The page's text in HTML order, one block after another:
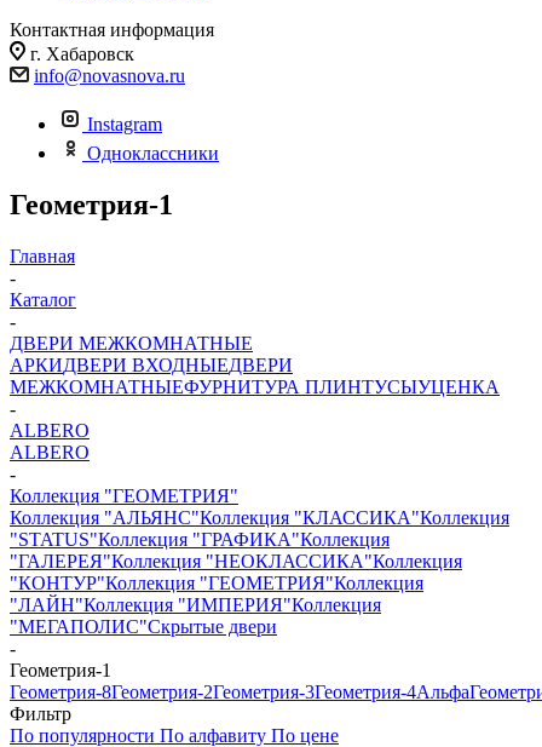
Контактная информация
г. Хабаровск
info@novasnova.ru
Instagram
Одноклассники
Геометрия-1
Главная
-
Каталог
-
ДВЕРИ МЕЖКОМНАТНЫЕ
АРКИДВЕРИ ВХОДНЫЕДВЕРИ
МЕЖКОМНАТНЫЕФУРНИТУРА ПЛИНТУСЫУЦЕНКА
-
ALBERO
ALBERO
-
Коллекция "ГЕОМЕТРИЯ"
Коллекция "АЛЬЯНС"Коллекция "КЛАССИКА"Коллекция
"STATUS"Коллекция "ГРАФИКА"Коллекция
"ГАЛЕРЕЯ"Коллекция "НЕОКЛАССИКА"Коллекция
"КОНТУР"Коллекция "ГЕОМЕТРИЯ"Коллекция
"ЛАЙН"Коллекция "ИМПЕРИЯ"Коллекция
"МЕГАПОЛИС"Скрытые двери
-
Геометрия-1
Геометрия-8Геометрия-2Геометрия-3Геометрия-4Альфа
Фильтр
По популярности По алфавиту По цене